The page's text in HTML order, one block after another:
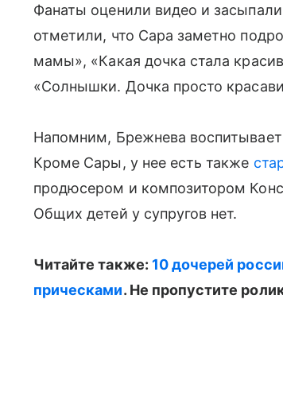
Фанаты оценили видео и
отметили, что Сара заметно
мамы», «Какая дочка стала
«Солнышки. Дочка просто
Напомним, Брежнева
Кроме Сары, у нее есть также
продюсером и композитором
Общих детей у супругов нет.
Читайте также: 10 дочерей
прическами. Не пропустите